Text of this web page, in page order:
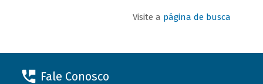
Visite a página de busca
Fale Conosco